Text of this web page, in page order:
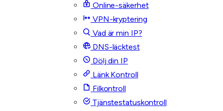
Online-säkerhet
VPN-kryptering
Vad är min IP?
DNS-läcktest
Dölj din IP
Länk Kontroll
Filkontroll
Tjänstestatuskontroll